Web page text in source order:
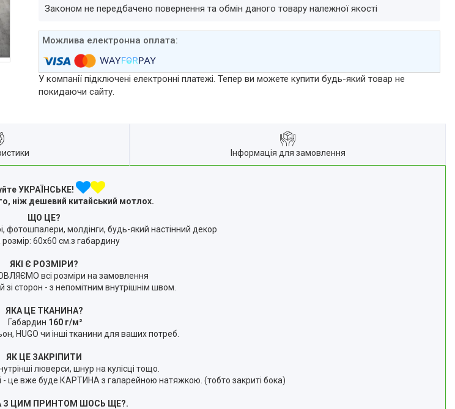
Законом не передбачено повернення та обмін даного товару належної якості
У компанії підключені електронні платежі. Тепер ви можете купити будь-який товар не
покидаючи сайту.
Інформація для замовлення
УКРАЇНСЬКЕ!
ніж дешевий китайський мотлох.
ЩО ЦЕ?
фотошпалери, молдінги, будь-який настінний декор
розмір: 60х60 см.з габардину
ЯКІ Є РОЗМІРИ?
всі розміри на замовлення
зі сторон - з непомітним внутрішнім швом.
ЯКА ЦЕ ТКАНИНА?
Габардин 160 г/м²
HUGO чи інші тканини для ваших потреб.
ЯК ЦЕ ЗАКРІПИТИ
люверси, шнур на кулісці тощо.
це вже буде КАРТИНА з галарейною натяжкою. (тобто закриті бока)
З ЦИМ ПРИНТОМ ШОСЬ ЩЕ?.